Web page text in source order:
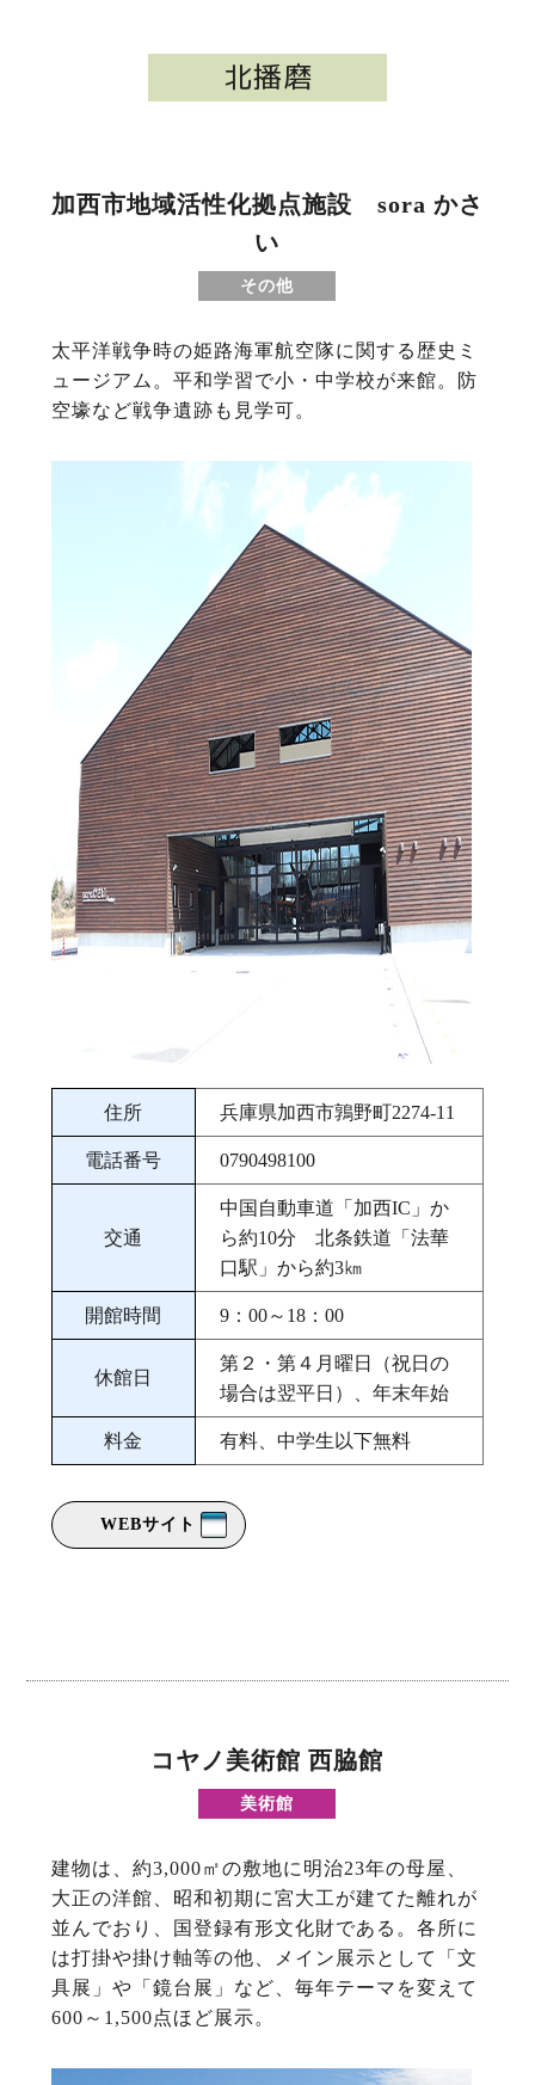
北播磨
加西市地域活性化拠点施設 sora かさ
い
その他
太平洋戦争時の姫路海軍航空隊に関する歴史ミ
ュージアム。平和学習で小・中学校が来館。防
空壕など戦争遺跡も見学可。
住所 兵庫県加西市鶉野町2274-11
電話番号 0790498100
交通
中国自動車道「加西IC」か
ら約10分 北条鉄道「法華
口駅」から約3㎞
開館時間 9：00～18：00
休館日
第２・第４月曜日（祝日の
場合は翌平日）、年末年始
料金 有料、中学生以下無料
WEBサイト
コヤノ美術館 西脇館
美術館
建物は、約3,000㎡の敷地に明治23年の母屋、
大正の洋館、昭和初期に宮大工が建てた離れが
並んでおり、国登録有形文化財である。各所に
は打掛や掛け軸等の他、メイン展示として「文
具展」や「鏡台展」など、毎年テーマを変えて
600～1,500点ほど展示。